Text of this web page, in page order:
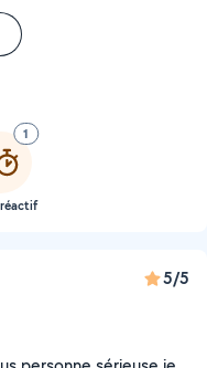
1
5/5